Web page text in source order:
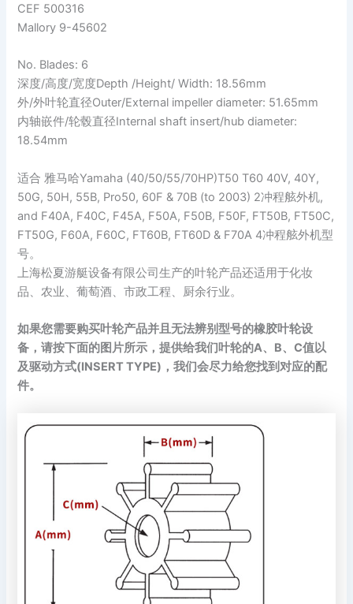
CEF 500316
Mallory 9-45602
No. Blades: 6
深度/高度/宽度Depth /Height/ Width: 18.56mm
外/外叶轮直径Outer/External impeller diameter: 51.65mm
内轴嵌件/轮毂直径Internal shaft insert/hub diameter:
18.54mm
适合 雅马哈Yamaha (40/50/55/70HP)T50 T60 40V, 40Y,
50G, 50H, 55B, Pro50, 60F & 70B (to 2003) 2冲程舷外机,
and F40A, F40C, F45A, F50A, F50B, F50F, FT50B, FT50C,
FT50G, F60A, F60C, FT60B, FT60D & F70A 4冲程舷外机型
号。
上海松夏游艇设备有限公司生产的叶轮产品还适用于化妆
品、农业、葡萄酒、市政工程、厨余行业。
如果您需要购买叶轮产品并且无法辨别型号的橡胶叶轮设
备，请按下面的图片所示，提供给我们叶轮的A、B、C值以
及驱动方式(INSERT TYPE)，我们会尽力给您找到对应的配
件。